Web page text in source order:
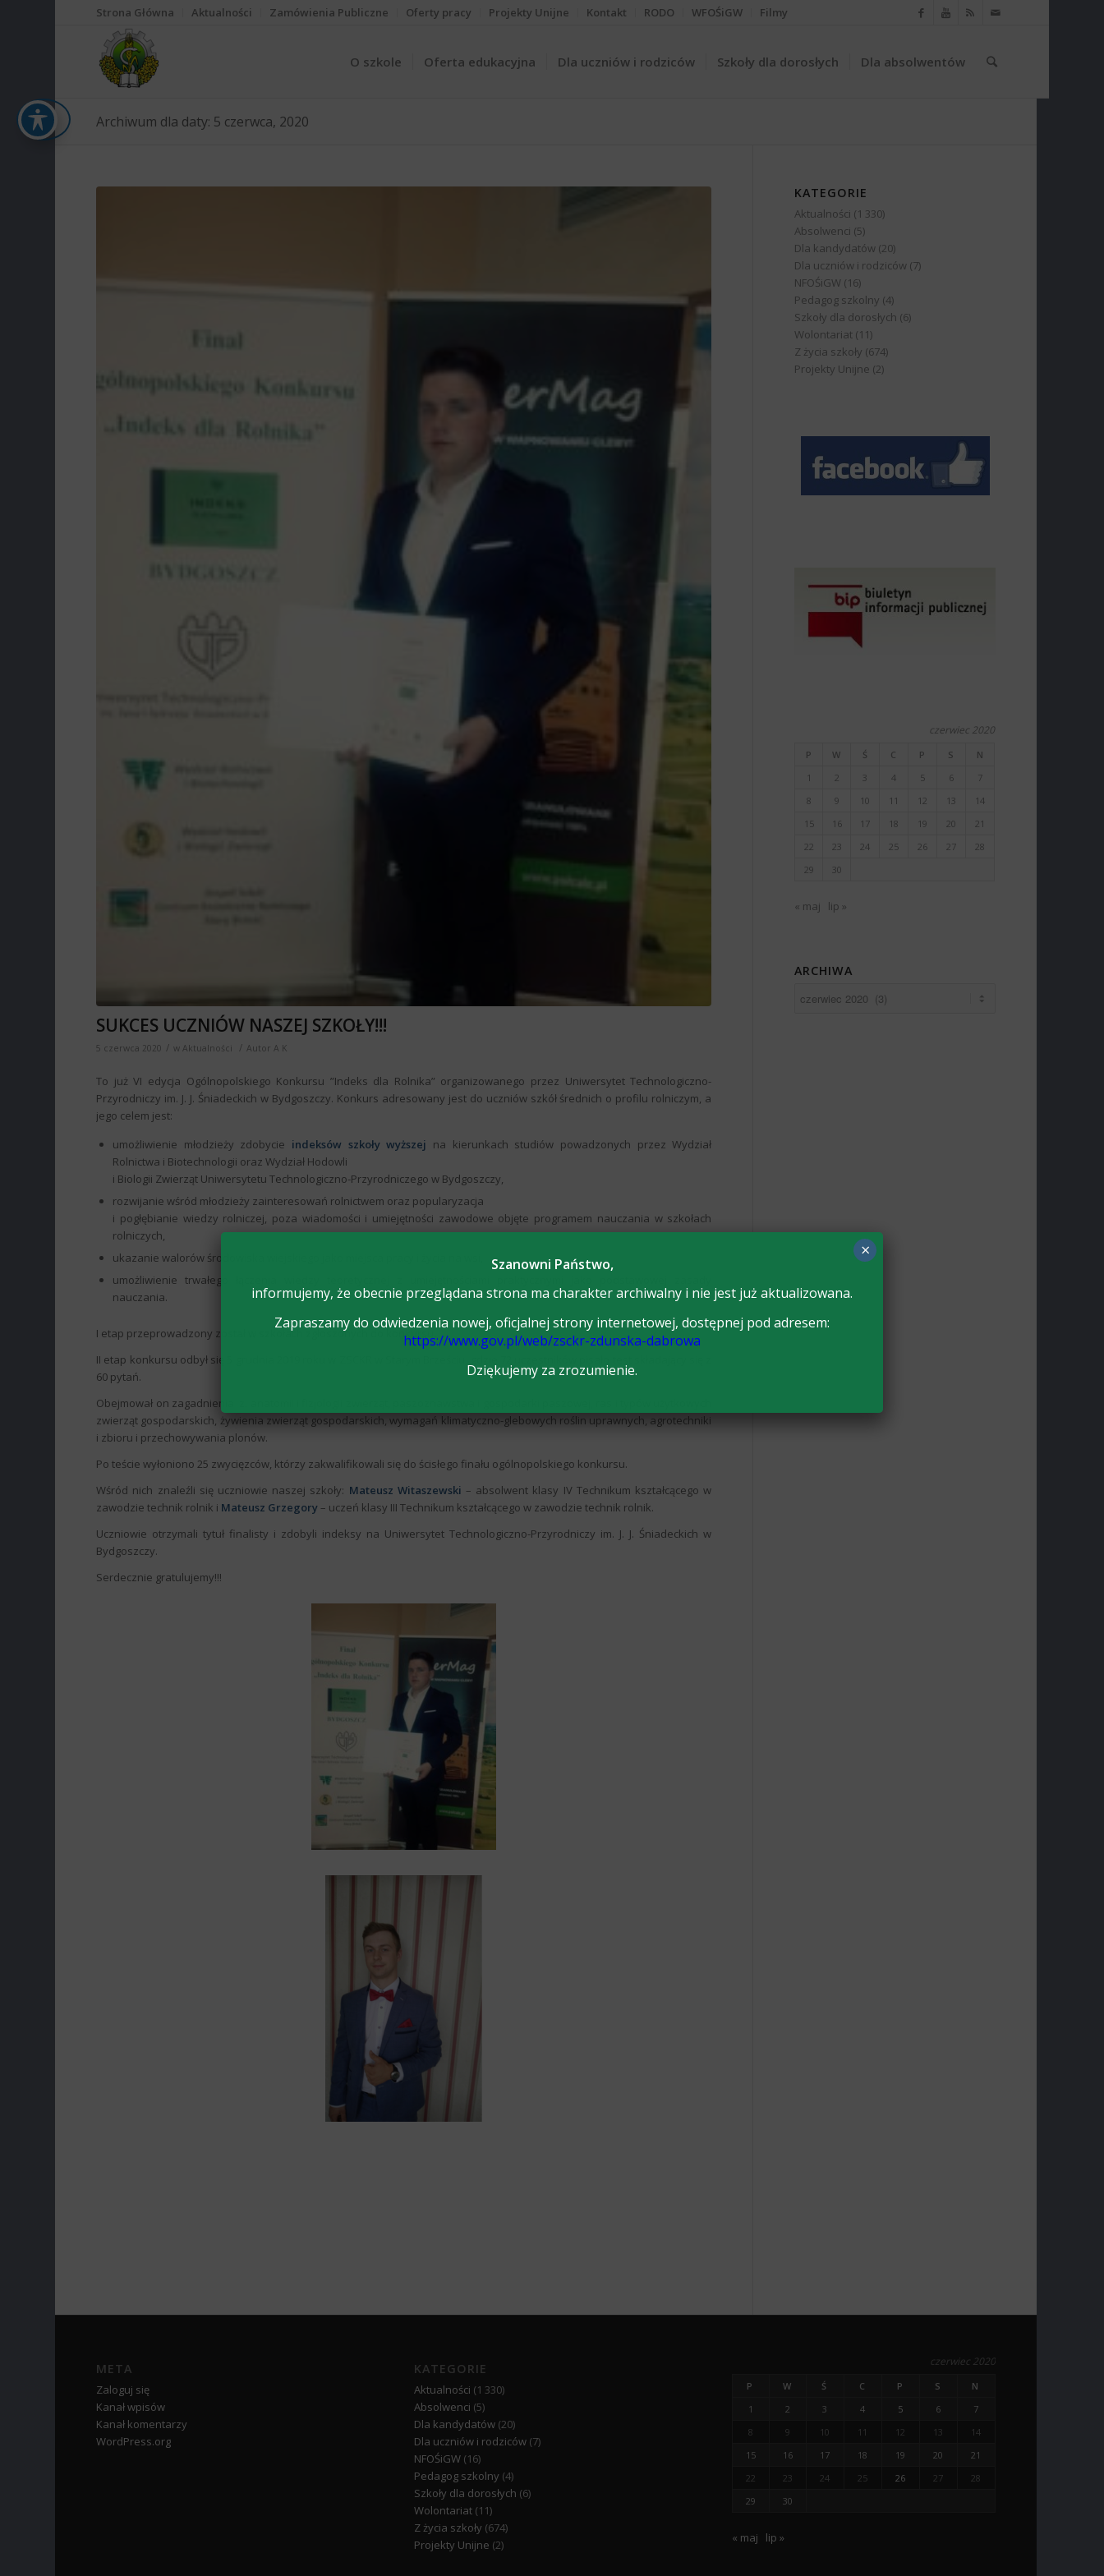
Strona Główna Aktualności Zamówienia Publiczne Oferty pracy Projekty Unijne Kontakt RODO WFOŚiGW Filmy
O szkole Oferta edukacyjna Dla uczniów i rodziców Szkoły dla dorosłych Dla absolwentów
Archiwum dla daty: 5 czerwca, 2020
SUKCES UCZNIÓW NASZEJ SZKOŁY!!!
5 czerwca 2020 / w Aktualności / Autor A K
To już VI edycja Ogólnopolskiego Konkursu ”Indeks dla Rolnika” organizowanego przez Uniwersytet Technologiczno-
Przyrodniczy im. J. J. Śniadeckich w Bydgoszczy. Konkurs adresowany jest do uczniów szkół średnich o profilu rolniczym, a
jego celem jest:
umożliwienie młodzieży zdobycie indeksów szkoły wyższej na kierunkach studiów powadzonych przez Wydział
Rolnictwa i Biotechnologii oraz Wydział Hodowli
i Biologii Zwierząt Uniwersytetu Technologiczno-Przyrodniczego w Bydgoszczy,
rozwijanie wśród młodzieży zainteresowań rolnictwem oraz popularyzacja
i pogłębianie wiedzy rolniczej, poza wiadomości i umiejętności zawodowe objęte programem nauczania w szkołach
rolniczych,
ukazanie walorów środowiska wiejskiego jako miejsca pracy i życia na wsi,
umożliwienie trwałego łączenia wiedzy teoretycznej z umiejętnościami praktycznymi jako podstawowej zasady
nauczania.
I etap przeprowadzony został w szkołach zgłoszonych do konkursu.
II etap konkursu odbył się 5 grudnia 2019 roku w ZSCKR w Starym Brześciu, gdzie 72 uczestników pisało test składający się z
60 pytań.
Obejmował on zagadnienia z: anatomii i fizjologii zwierząt, paszoznawstwa i gospodarki paszowej, ras i typów użytkowych
zwierząt gospodarskich, żywienia zwierząt gospodarskich, wymagań klimatyczno-glebowych roślin uprawnych, agrotechniki
i zbioru i przechowywania plonów.
Po teście wyłoniono 25 zwycięzców, którzy zakwalifikowali się do ścisłego finału ogólnopolskiego konkursu.
Wśród nich znaleźli się uczniowie naszej szkoły: Mateusz Witaszewski – absolwent klasy IV Technikum kształcącego w
zawodzie technik rolnik i Mateusz Grzegory – uczeń klasy III Technikum kształcącego w zawodzie technik rolnik.
Uczniowie otrzymali tytuł finalisty i zdobyli indeksy na Uniwersytet Technologiczno-Przyrodniczy im. J. J. Śniadeckich w
Bydgoszczy.
Serdecznie gratulujemy!!!
KATEGORIE
Aktualności (1 330)
Absolwenci (5)
Dla kandydatów (20)
Dla uczniów i rodziców (7)
NFOŚiGW (16)
Pedagog szkolny (4)
Szkoły dla dorosłych (6)
Wolontariat (11)
Z życia szkoły (674)
Projekty Unijne (2)
czerwiec 2020
P W Ś C P S
N
1
2 3 4 5 6
7
8
9 10 11 12 13
14
15
16 17 18 19 20
21
22
23 24 25 26 27
28
29
30
« maj lip »
ARCHIWA
META
Zaloguj się
Kanał wpisów
Kanał komentarzy
WordPress.org
KATEGORIE
Aktualności (1 330)
Absolwenci (5)
Dla kandydatów(20)
Dla uczniów i rodziców(7)
NFOŚiGW(16)
Pedagog szkolny (4)
Szkoły dla dorosłych (6)
Wolontariat(11)
Z życia szkoły (674)
Projekty Unijne (2)
czerwiec 2020
P W Ś C P S
N
1
2 3 4 5 6
7
8
9 10 11 12 13
14
15
16 17 18 19 20
21
22
23 24 25 26 27
28
29
30
« maj lip »
Szanowni Państwo,
informujemy, że obecnie przeglądana strona ma charakter archiwalny i nie jest już aktualizowana.
Zapraszamy do odwiedzenia nowej, oficjalnej strony internetowej, dostępnej pod adresem:
https://www.gov.pl/web/zsckr-zdunska-dabrowa
Dziękujemy za zrozumienie.
×